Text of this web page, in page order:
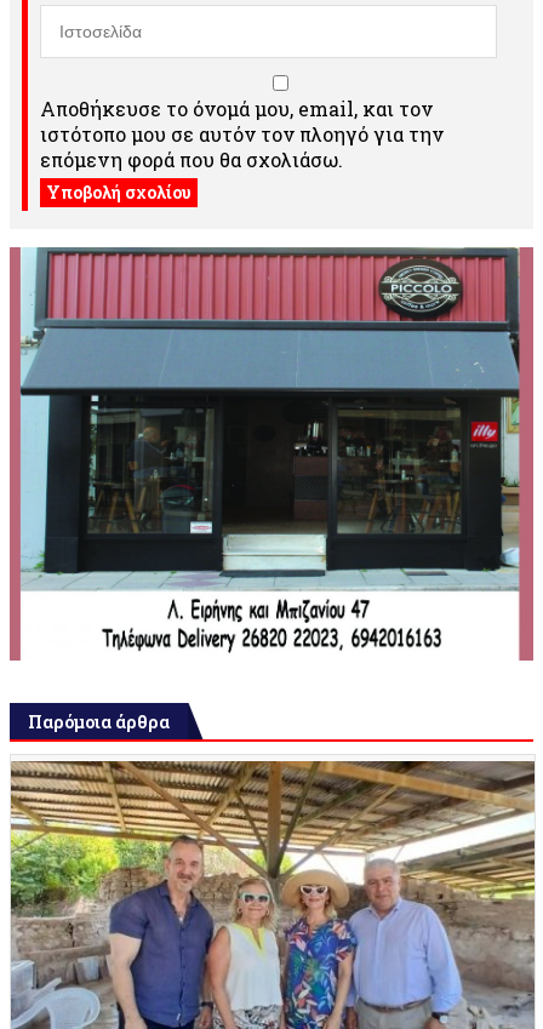
Αποθήκευσε το όνομά μου, email, και τον
ιστότοπο μου σε αυτόν τον πλοηγό για την
επόμενη φορά που θα σχολιάσω.
Παρόμοια άρθρα